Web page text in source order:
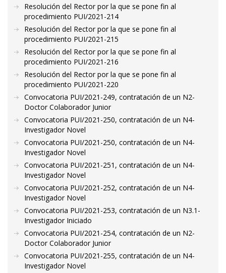
Resolución del Rector por la que se pone fin al
procedimiento PUI/2021-214
Resolución del Rector por la que se pone fin al
procedimiento PUI/2021-215
Resolución del Rector por la que se pone fin al
procedimiento PUI/2021-216
Resolución del Rector por la que se pone fin al
procedimiento PUI/2021-220
Convocatoria PUI/2021-249, contratación de un N2-
Doctor Colaborador Junior
Convocatoria PUI/2021-250, contratación de un N4-
Investigador Novel
Convocatoria PUI/2021-250, contratación de un N4-
Investigador Novel
Convocatoria PUI/2021-251, contratación de un N4-
Investigador Novel
Convocatoria PUI/2021-252, contratación de un N4-
Investigador Novel
Convocatoria PUI/2021-253, contratación de un N3.1-
Investigador Iniciado
Convocatoria PUI/2021-254, contratación de un N2-
Doctor Colaborador Junior
Convocatoria PUI/2021-255, contratación de un N4-
Investigador Novel